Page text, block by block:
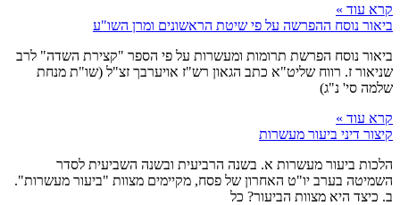
קרא עוד »
ביאור נוסח ההפרשה על פי שיטת הראשונים ומרן השו"ע
ביאור נוסח הפרשת תרומות ומעשרות על פי הספר "קצירת השדה" לרב
שניאור ז. רווח שליט"א כתב הגאון רש"ז אויערבך זצ"ל (שו"ת מנחת
שלמה סי' נ"ג)
קרא עוד »
קיצור דיני ביעור מעשרות
הלכות ביעור מעשרות א. בשנה הרביעית ובשנה השביעית לסדר
השמיטה בערב יו"ט האחרון של פסח, מקיימים מצוות "ביעור מעשרות".
ב. כיצד היא מצוות הביעור? כל